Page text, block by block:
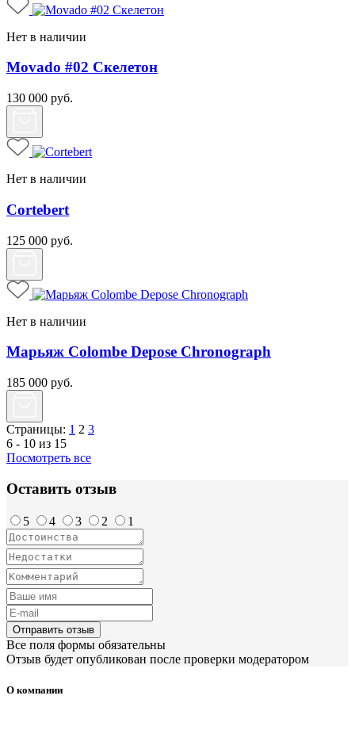
Нет в наличии
Movado #02 Скелетон
130 000 руб.
Нет в наличии
Cortebert
125 000 руб.
Нет в наличии
Марьяж Colombe Depose Chronograph
185 000 руб.
Страницы: 1 2 3
6 - 10 из 15
Посмотреть все
Оставить отзыв
5 4 3 2 1
Отправить отзыв
Все поля формы обязательны
Отзыв будет опубликован после проверки модератором
О компании